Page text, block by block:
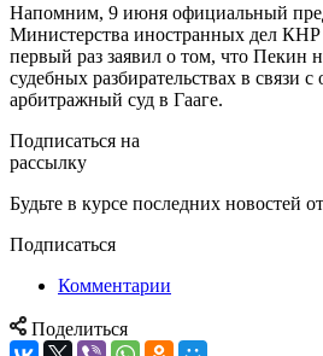
Напомним, 9 июня официальный
Министерства иностранных дел
первый раз заявил о том, что Пекин
судебных разбирательствах в
арбитражный суд в Гааге.
Подписаться на
рассылку
Будьте в курсе последних новостей
Подписаться
Комментарии
Поделиться